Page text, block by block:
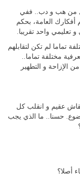
من هب و دب.. ففي
العامة، بحكم
واحد تقريبا.
تماما لم تكن لتقابلهم
مختلفة تماما..
الإزاحة و التطهير
عقيم و انقلب كل
حسنا.. ما الذي يجب
أصلا؟